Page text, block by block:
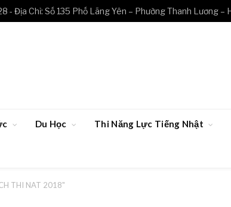
Địa Chỉ: Số 135 Phố Lãng Yên – Phường Thanh Lương –
Du Học Thi Năng Lực Tiếng Nhật
THI NAT 2018"